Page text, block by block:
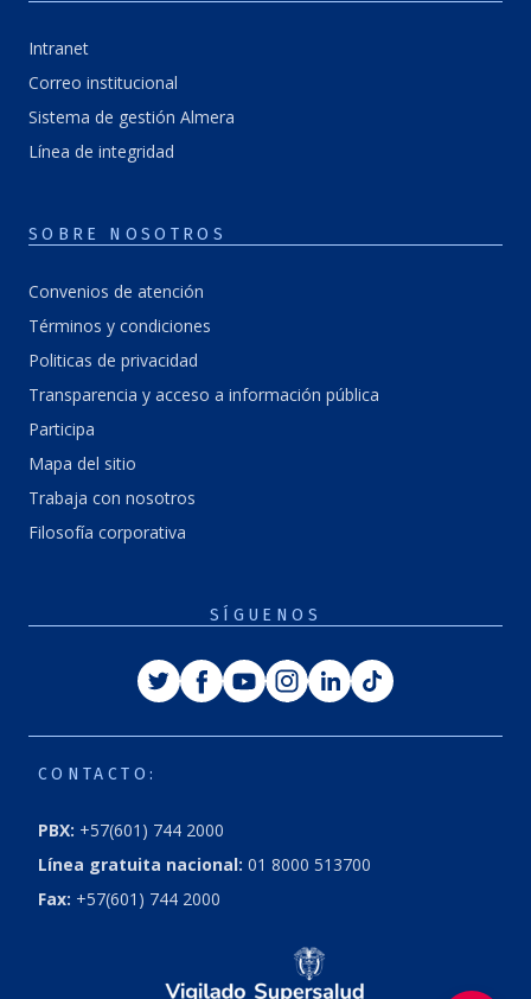
Intranet
Correo institucional
Sistema de gestión Almera
Línea de integridad
SOBRE NOSOTROS
Convenios de atención
Términos y condiciones
Politicas de privacidad
Transparencia y acceso a información pública
Participa
Mapa del sitio
Trabaja con nosotros
Filosofía corporativa
SÍGUENOS
TwitterFacebook
YoutubeInstagram
LinkedinTiktok
CONTACTO:
PBX: +57(601) 744 2000
Línea gratuita nacional: 01 8000 513700
Fax: +57(601) 744 2000